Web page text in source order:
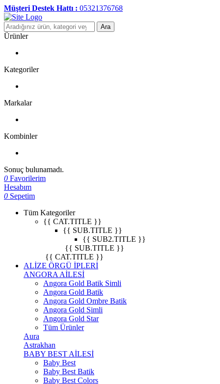
Müşteri Destek Hattı : 05321376768
Ara
Ürünler
Kategoriler
Markalar
Kombinler
Sonuç bulunamadı.
0 Favorilerim
Hesabım
0 Sepetim
Tüm Kategoriler
{{ CAT.TITLE }}
{{ SUB.TITLE }}
{{ SUB2.TITLE }}
{{ SUB.TITLE }}
{{ CAT.TITLE }}
ALİZE ÖRGÜ İPLERİ
ANGORA AİLESİ
Angora Gold Batik Simli
Angora Gold Batik
Angora Gold Ombre Batik
Angora Gold Simli
Angora Gold Star
Tüm Ürünler
Aura
Astrakhan
BABY BEST AİLESİ
Baby Best
Baby Best Batik
Baby Best Colors